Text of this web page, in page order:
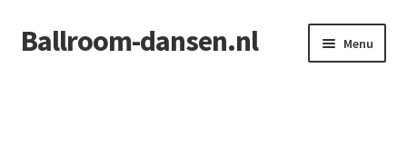
Ga
door
Ga
naar
Ballroom-dansen.nl Menu